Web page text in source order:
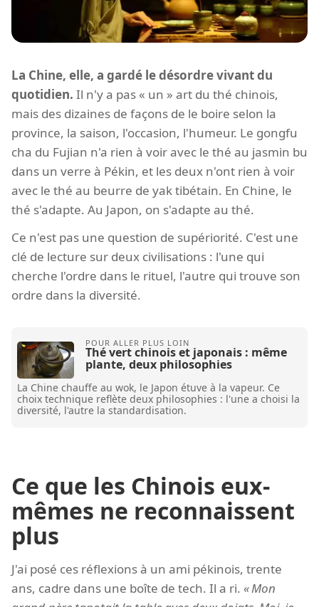
La Chine, elle, a gardé le désordre vivant du
quotidien. Il n'y a pas « un » art du thé chinois,
mais des dizaines de façons de le boire selon la
province, la saison, l'occasion, l'humeur. Le gongfu
cha du Fujian n'a rien à voir avec le thé au jasmin bu
dans un verre à Pékin, et les deux n'ont rien à voir
avec le thé au beurre de yak tibétain. En Chine, le
thé s'adapte. Au Japon, on s'adapte au thé.
Ce n'est pas une question de supériorité. C'est une
clé de lecture sur deux civilisations : l'une qui
cherche l'ordre dans le rituel, l'autre qui trouve son
ordre dans la diversité.
Thé vert chinois et japonais : même
plante, deux philosophies
La Chine chauffe au wok, le Japon étuve à la vapeur. Ce
choix technique reflète deux philosophies : l'une a choisi la
diversité, l'autre la standardisation.
Ce que les Chinois eux-
mêmes ne reconnaissent
plus
J'ai posé ces réflexions à un ami pékinois, trente
ans, cadre dans une boîte de tech. Il a ri.
Mon